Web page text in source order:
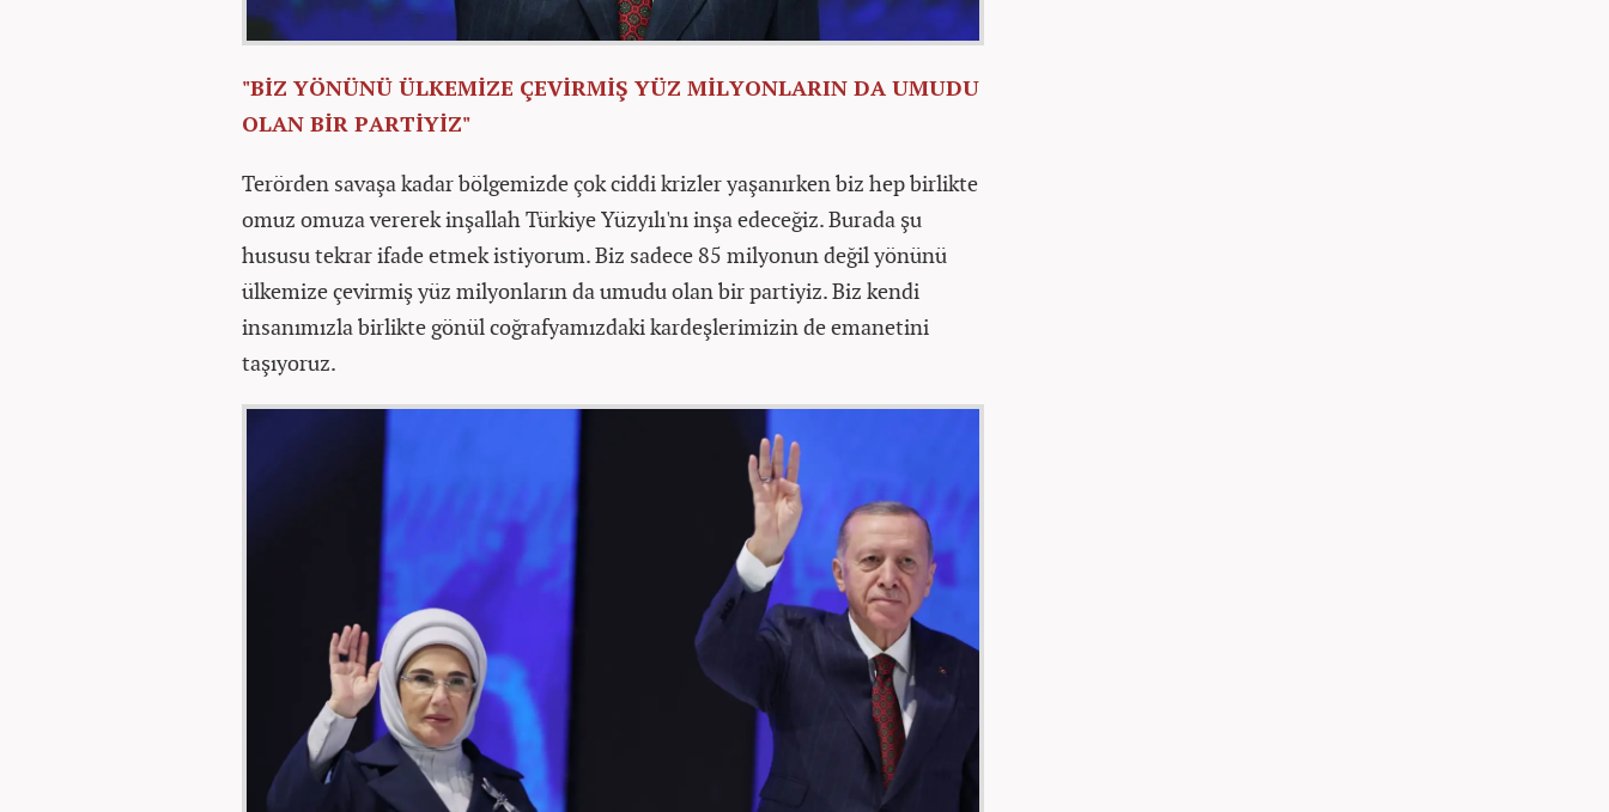
"BİZ YÖNÜNÜ ÜLKEMİZE ÇEVİRMİŞ YÜZ MİLYONLARIN DA UMUDU
OLAN BİR PARTİYİZ"
Terörden savaşa kadar bölgemizde çok ciddi krizler yaşanırken biz hep birlikte
omuz omuza vererek inşallah Türkiye Yüzyılı'nı inşa edeceğiz. Burada şu
hususu tekrar ifade etmek istiyorum. Biz sadece 85 milyonun değil yönünü
ülkemize çevirmiş yüz milyonların da umudu olan bir partiyiz. Biz kendi
insanımızla birlikte gönül coğrafyamızdaki kardeşlerimizin de emanetini
taşıyoruz.